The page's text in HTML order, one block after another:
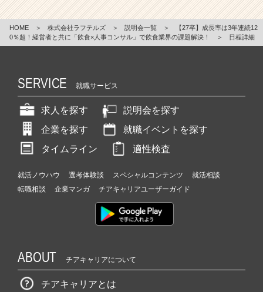
HOME ＞ 株式会社ラフテルズ ＞ 説明会一覧 ＞
【27卒】成長率は3年連続12
0％超！経営者と共に「飲食×人事コンサル」で飲食業界の課題解決！
＞ 日程詳細
SERVICE 就職サービス
求人を探す
説明会を探す
企業を探す
就職イベントを探す
タイムライン
適性検査
就活ノウハウ 選考体験談 スペシャルコンテンツ
就活相談
転職相談
企業マンガ チアキャリアユーザーガイド
ABOUT チアキャリアについて
チアキャリアとは